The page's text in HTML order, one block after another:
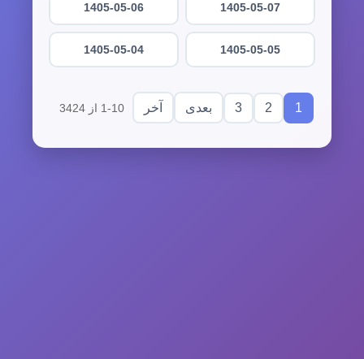
1405-05-07
1405-05-06
1405-05-05
1405-05-04
1
2
3 بعدی آخر 1-10 از 3424